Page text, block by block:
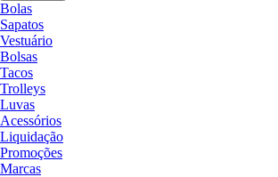
Bolas
Sapatos
Vestuário
Bolsas
Tacos
Trolleys
Luvas
Acessórios
Liquidação
Promoções
Marcas